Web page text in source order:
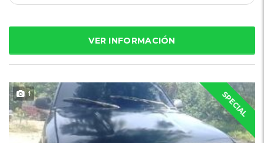
VER INFORMACIÓN
1 SPECIAL